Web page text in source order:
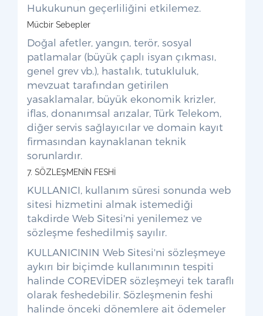
Hukukunun geçerliliğini etkilemez.
Mücbir Sebepler
Doğal afetler, yangın, terör, sosyal
patlamalar (büyük çaplı isyan çıkması,
genel grev vb.), hastalık, tutukluluk,
mevzuat tarafından getirilen
yasaklamalar, büyük ekonomik krizler,
iflas, donanımsal arızalar, Türk Telekom,
diğer servis sağlayıcılar ve domain kayıt
firmasından kaynaklanan teknik
sorunlardır.
7. SÖZLEŞMENİN FESHİ
KULLANICI, kullanım süresi sonunda web
sitesi hizmetini almak istemediği
takdirde Web Sitesi'ni yenilemez ve
sözleşme feshedilmiş sayılır.
KULLANICININ Web Sitesi'ni sözleşmeye
aykırı bir biçimde kullanımının tespiti
halinde COREVİDER sözleşmeyi tek taraflı
olarak feshedebilir. Sözleşmenin feshi
halinde önceki dönemlere ait ödemeler